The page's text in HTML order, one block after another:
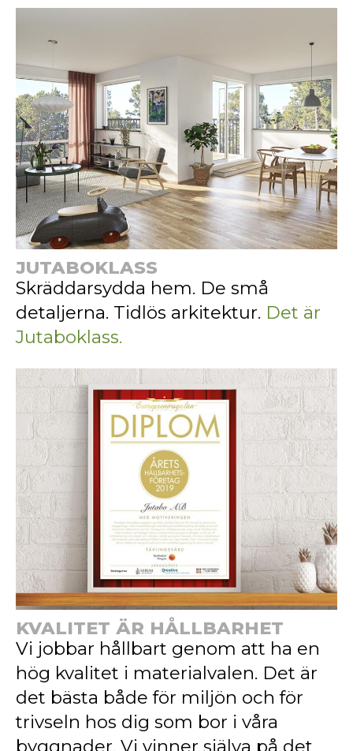
JUTABOKLASS
Skräddarsydda hem. De små
detaljerna. Tidlös arkitektur. Det är
Jutaboklass.
KVALITET ÄR HÅLLBARHET
Vi jobbar hållbart genom att ha en
hög kvalitet i materialvalen. Det är
det bästa både för miljön och för
trivseln hos dig som bor i våra
byggnader. Vi vinner själva på det